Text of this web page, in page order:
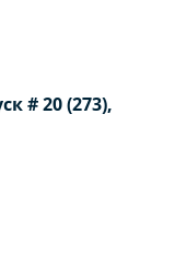
# 20 (273),